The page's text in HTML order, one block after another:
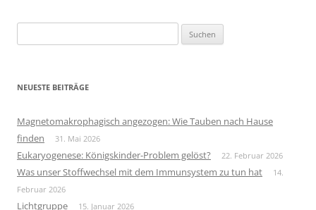
nach:
NEUESTE BEITRÄGE
Magnetomakrophagisch angezogen: Wie Tauben nach Hause
finden
31. Mai 2026
Eukaryogenese: Königskinder-Problem gelöst? 22. Februar 2026
Was unser Stoffwechsel mit dem Immunsystem zu tun hat
14.
Februar 2026
Lichtgruppe 15. Januar 2026